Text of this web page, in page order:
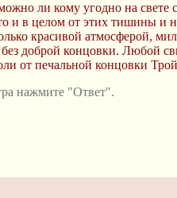
ли кому угодно на свете
и в целом от этих тишины и
красивой атмосферой,
доброй концовки. Любой
от печальной концовки
нажмите "Ответ".